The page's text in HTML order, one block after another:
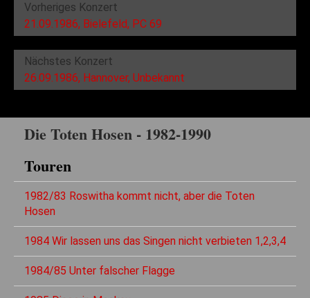
Vorheriges Konzert
21.09.1986, Bielefeld, PC 69
Nächstes Konzert
26.09.1986, Hannover, Unbekannt
Die Toten Hosen - 1982-1990
Touren
1982/83 Roswitha kommt nicht, aber die Toten
Hosen
1984 Wir lassen uns das Singen nicht verbieten 1,2,3,4
1984/85 Unter falscher Flagge